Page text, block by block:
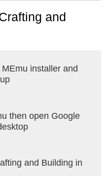
родини: від дітей,
свій будинок у замку
своїх подруг
більше і більше, і
собаку чи мишку,
від інших назв, тут
and
installer and
then open Google
and Building in